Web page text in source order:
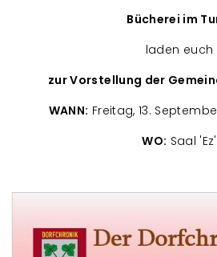
Bücherei im
laden euch
zur Vorstellung der
WANN: Freitag, 13.
WO: Saal 'Ez'